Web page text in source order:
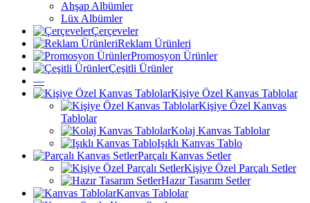
Ahşap Albümler
Lüx Albümler
Çerçeveler
Reklam Ürünleri
Promosyon Ürünler
Çeşitli Ürünler
—
Kişiye Özel Kanvas Tablolar
Kişiye Özel Kanvas
Tablolar
Kolaj Kanvas Tablolar
Işıklı Kanvas Tablo
Parçalı Kanvas Setler
Kişiye Özel Parçalı Setler
Hazır Tasarım Setler
Kanvas Tablolar